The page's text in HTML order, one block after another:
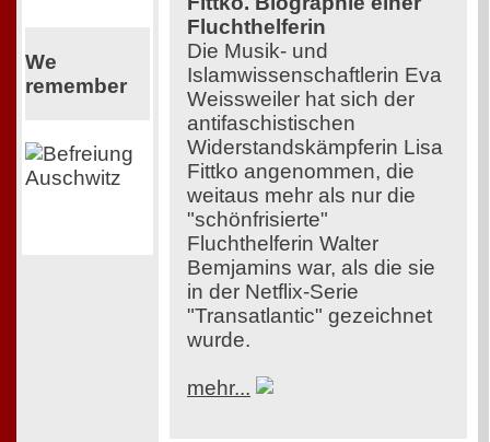
We
remember
Fluchthelferin
Die Musik- und
Islamwissenschaftlerin Eva
Weissweiler hat sich der
antifaschistischen
Widerstandskämpferin Lisa
Fittko angenommen, die
weitaus mehr als nur die
"schönfrisierte"
Fluchthelferin Walter
Bemjamins war, als die sie
in der Netflix-Serie
"Transatlantic" gezeichnet
wurde.
mehr...